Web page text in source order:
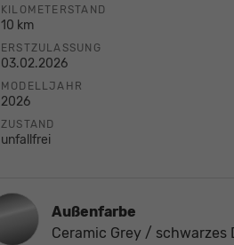
KILOMETERSTAND
10 km
ERSTZULASSUNG
03.02.2026
MODELLJAHR
2026
ZUSTAND
unfallfrei
Außenfarbe
Ceramic Grey / schwarzes